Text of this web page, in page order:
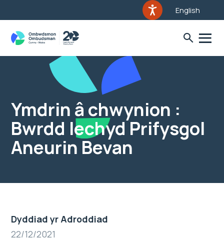
English
Ymdrin â chwynion :
Bwrdd Iechyd Prifysgol
Aneurin Bevan
Dyddiad yr Adroddiad
22/12/2021